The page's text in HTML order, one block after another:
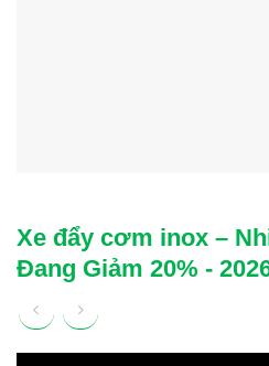
Xe đẩy cơm inox –
Đang Giảm 20% -